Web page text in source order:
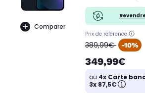
Comparer
Prix de référence
oldPrice
389,99€ -10%
349,99€
ou 4x Carte
3x 87,5€